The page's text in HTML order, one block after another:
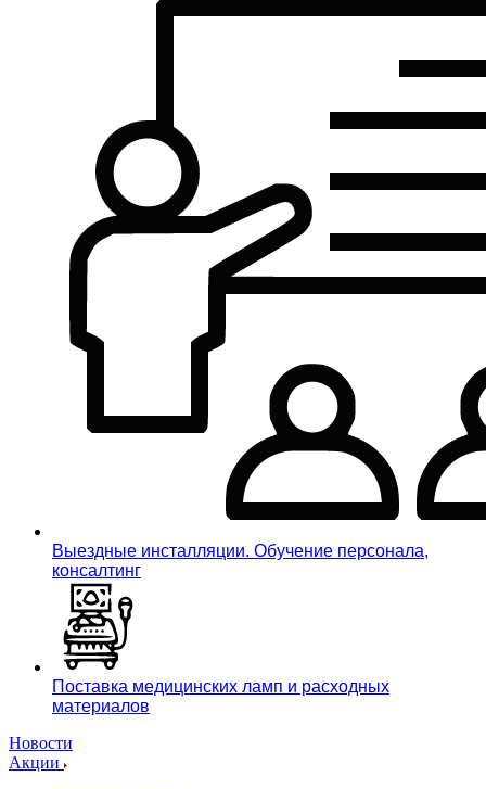
Выездные инсталляции. Обучение персонала,
консалтинг
Поставка медицинских ламп и расходных
материалов
Новости
Акции